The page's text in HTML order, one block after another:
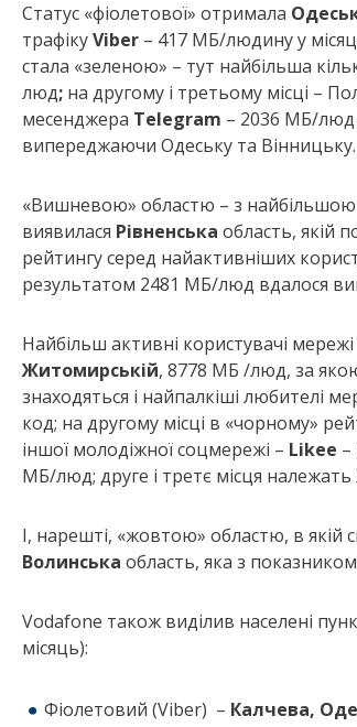
Статус «фіолетової» отримала
трафікуViber – 417 МБ/людину у
стала «зеленою» – тут найбільша
люд; на другому і третьому місці –
месенджера Telegram – 2036 МБ/люд
випереджаючи Одеську та Вінницьку.
«Вишневою» областю – з найбільшою
виявилася Рівненська область, якій
рейтингу серед найактивніших
результатом 2481 МБ/люд вдалося
Найбільш активні користувачі мережі
Житомирській, 8778 МБ /люд, за
знаходяться і найпалкіші любителі
код; на другому місці в «чорному»
іншої молодіжної соцмережі – Likee –
МБ/люд; друге і третє місця належать
І, нарешті, «жовтою» областю, в якій
Волинська область, яка з
Vodafone також виділив населені
місяць):
Фіолетовий (Viber) – Калчева,